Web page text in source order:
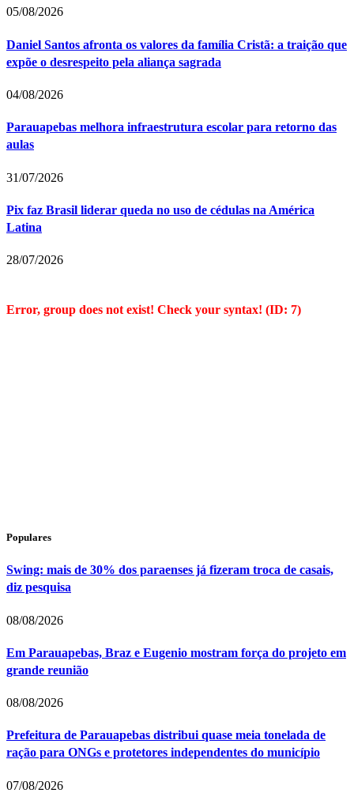
05/08/2026
Daniel Santos afronta os valores da família Cristã: a traição que
expõe o desrespeito pela aliança sagrada
04/08/2026
Parauapebas melhora infraestrutura escolar para retorno das
aulas
31/07/2026
Pix faz Brasil liderar queda no uso de cédulas na América
Latina
28/07/2026
Error, group does not exist! Check your syntax! (ID: 7)
Populares
Swing: mais de 30% dos paraenses já fizeram troca de casais,
diz pesquisa
08/08/2026
Em Parauapebas, Braz e Eugenio mostram força do projeto em
grande reunião
08/08/2026
Prefeitura de Parauapebas distribui quase meia tonelada de
ração para ONGs e protetores independentes do município
07/08/2026